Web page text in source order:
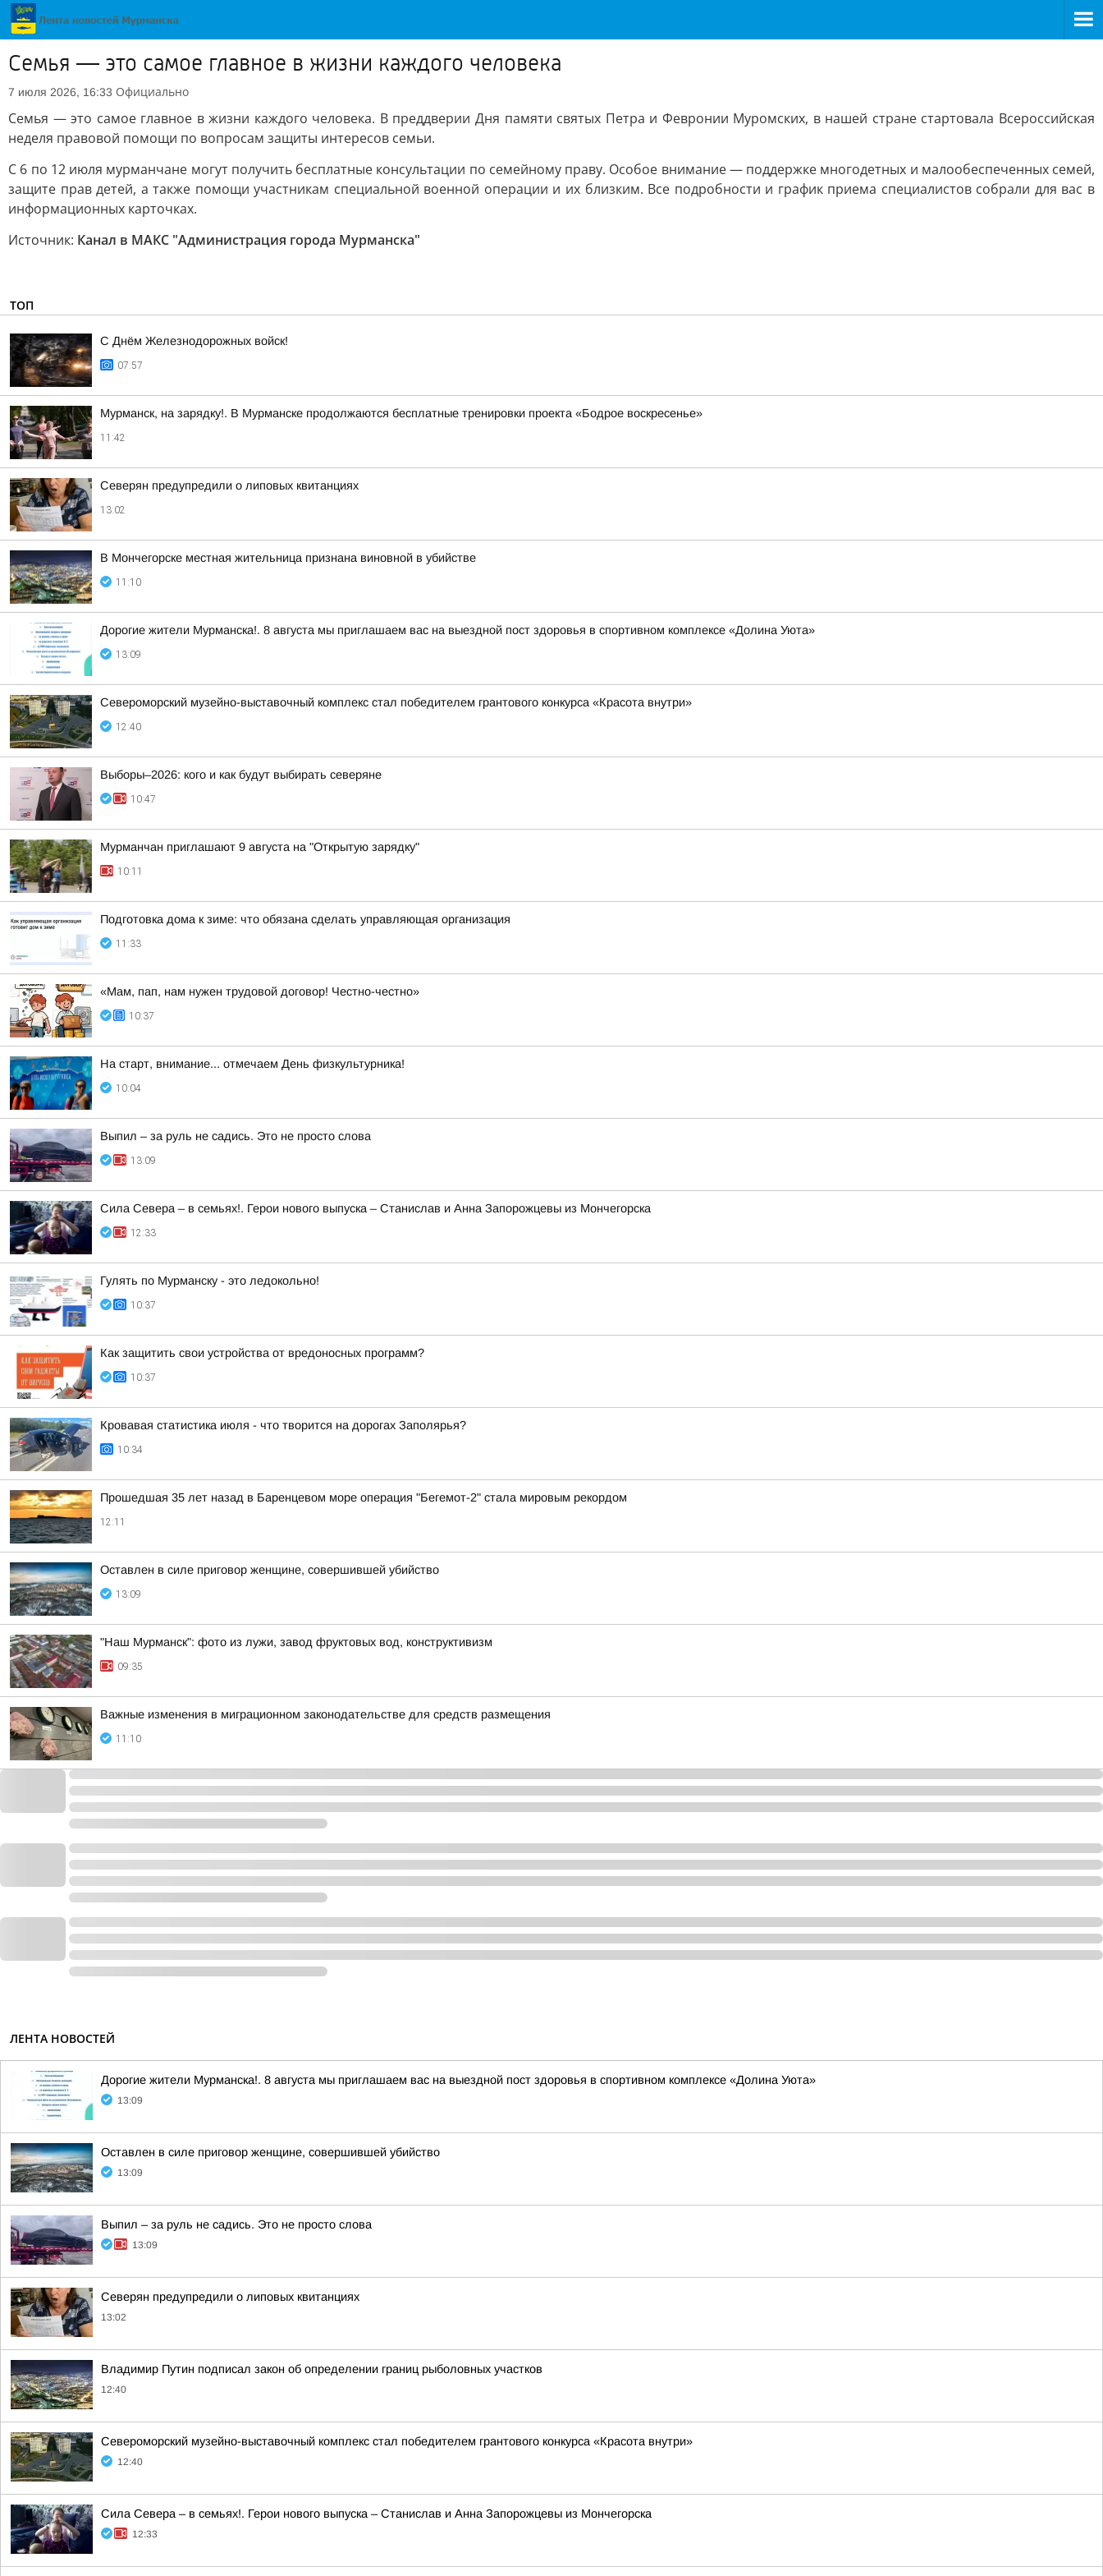
Семья — это самое главное в жизни каждого человека
7 июля 2026, 16:33 Официально
Семья — это самое главное в жизни каждого человека. В преддверии Дня памяти святых Петра и Февронии Муромских, в нашей стране стартовала Всероссийская
неделя правовой помощи по вопросам защиты интересов семьи.
С 6 по 12 июля мурманчане могут получить бесплатные консультации по семейному праву. Особое внимание — поддержке многодетных и малообеспеченных семей,
защите прав детей, а также помощи участникам специальной военной операции и их близким. Все подробности и график приема специалистов собрали для вас в
информационных карточках.
Источник: Канал в МАКС "Администрация города Мурманска"
ТОП
С Днём Железнодорожных войск!
07:57
Мурманск, на зарядку!. В Мурманске продолжаются бесплатные тренировки проекта «Бодрое воскресенье»
11:42
Северян предупредили о липовых квитанциях
13:02
В Мончегорске местная жительница признана виновной в убийстве
11:10
Дорогие жители Мурманска!. 8 августа мы приглашаем вас на выездной пост здоровья в спортивном комплексе «Долина Уюта»
13:09
Североморский музейно-выставочный комплекс стал победителем грантового конкурса «Красота внутри»
12:40
Выборы–2026: кого и как будут выбирать северяне
10:47
Мурманчан приглашают 9 августа на "Открытую зарядку"
10:11
Подготовка дома к зиме: что обязана сделать управляющая организация
11:33
«Мам, пап, нам нужен трудовой договор! Честно-честно»
10:37
На старт, внимание... отмечаем День физкультурника!
10:04
Выпил – за руль не садись. Это не просто слова
13:09
Сила Севера – в семьях!. Герои нового выпуска – Станислав и Анна Запорожцевы из Мончегорска
12:33
Гулять по Мурманску - это ледокольно!
10:37
Как защитить свои устройства от вредоносных программ?
10:37
Кровавая статистика июля - что творится на дорогах Заполярья?
10:34
Прошедшая 35 лет назад в Баренцевом море операция "Бегемот-2" стала мировым рекордом
12:11
Оставлен в силе приговор женщине, совершившей убийство
13:09
"Наш Мурманск": фото из лужи, завод фруктовых вод, конструктивизм
09:35
Важные изменения в миграционном законодательстве для средств размещения
11:10
ЛЕНТА НОВОСТЕЙ
Дорогие жители Мурманска!. 8 августа мы приглашаем вас на выездной пост здоровья в спортивном комплексе «Долина Уюта»
13:09
Оставлен в силе приговор женщине, совершившей убийство
13:09
Выпил – за руль не садись. Это не просто слова
13:09
Северян предупредили о липовых квитанциях
13:02
Владимир Путин подписал закон об определении границ рыболовных участков
12:40
Североморский музейно-выставочный комплекс стал победителем грантового конкурса «Красота внутри»
12:40
Сила Севера – в семьях!. Герои нового выпуска – Станислав и Анна Запорожцевы из Мончегорска
12:33